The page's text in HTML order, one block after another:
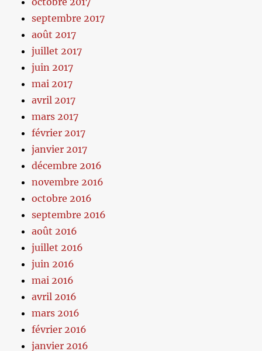
septembre 2017
août 2017
juillet 2017
juin 2017
mai 2017
avril 2017
mars 2017
février 2017
janvier 2017
décembre 2016
novembre 2016
octobre 2016
septembre 2016
août 2016
juillet 2016
juin 2016
mai 2016
avril 2016
mars 2016
février 2016
janvier 2016